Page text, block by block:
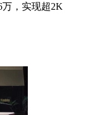
万，实现超2K